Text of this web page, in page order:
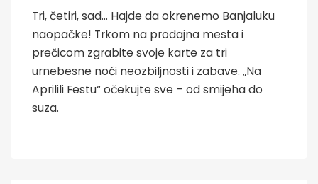
Tri, četiri, sad... Hajde da okrenemo Banjaluku
naopačke! Trkom na prodajna mesta i
prečicom zgrabite svoje karte za tri
urnebesne noći neozbiljnosti i zabave. „Na
Aprilili Festu“ očekujte sve – od smijeha do
suza.